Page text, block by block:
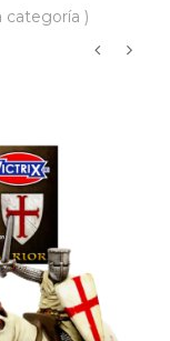
categoría )